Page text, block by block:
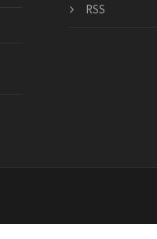
RSS